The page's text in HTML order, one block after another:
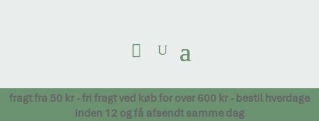
fragt fra 50 kr - fri fragt ved køb for over 600 kr - bestil hverdage
inden 12 og få afsendt samme dag